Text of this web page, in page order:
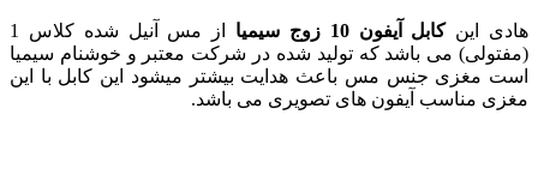
هادی اینکابل آیفون 10 زوج سیمیا
از مس آنیل شده کلاس 1
(مفتولی) می باشد که تولید شده در شرکت معتبر و خوشنام سیمیا
است مغزی جنس مس باعث هدایت بیشتر میشود این کابل با این
مغزی مناسب آیفون های تصویری می باشد.